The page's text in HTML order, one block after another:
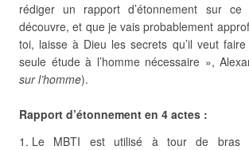
rédiger un rapport d’étonnement sur
découvre, et que je vais probablement
toi, laisse à Dieu les secrets qu’il veut faire
seule étude à l’homme nécessaire »,
sur l’homme).
Rapport d’étonnement en 4 actes :
Le MBTI est utilisé à tour de bras